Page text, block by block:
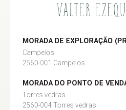
VALTER
MORADA DE EXPLORAÇÃO
Campelos
2560-001 Campelos
MORADA DO PONTO DE
Torres vedras
2560-004 Torres vedras